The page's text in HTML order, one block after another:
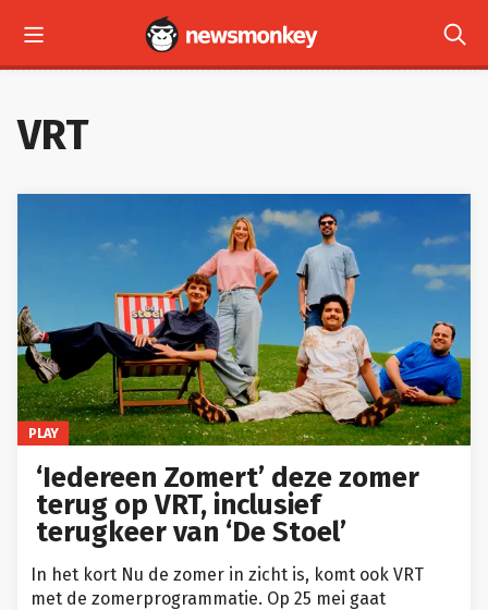
 
VRT
PLAY
‘Iedereen Zomert’ deze zomer
terug op VRT, inclusief
terugkeer van ‘De Stoel’
In het kort Nu de zomer in zicht is, komt ook VRT
met de zomerprogrammatie. Op 25 mei gaat